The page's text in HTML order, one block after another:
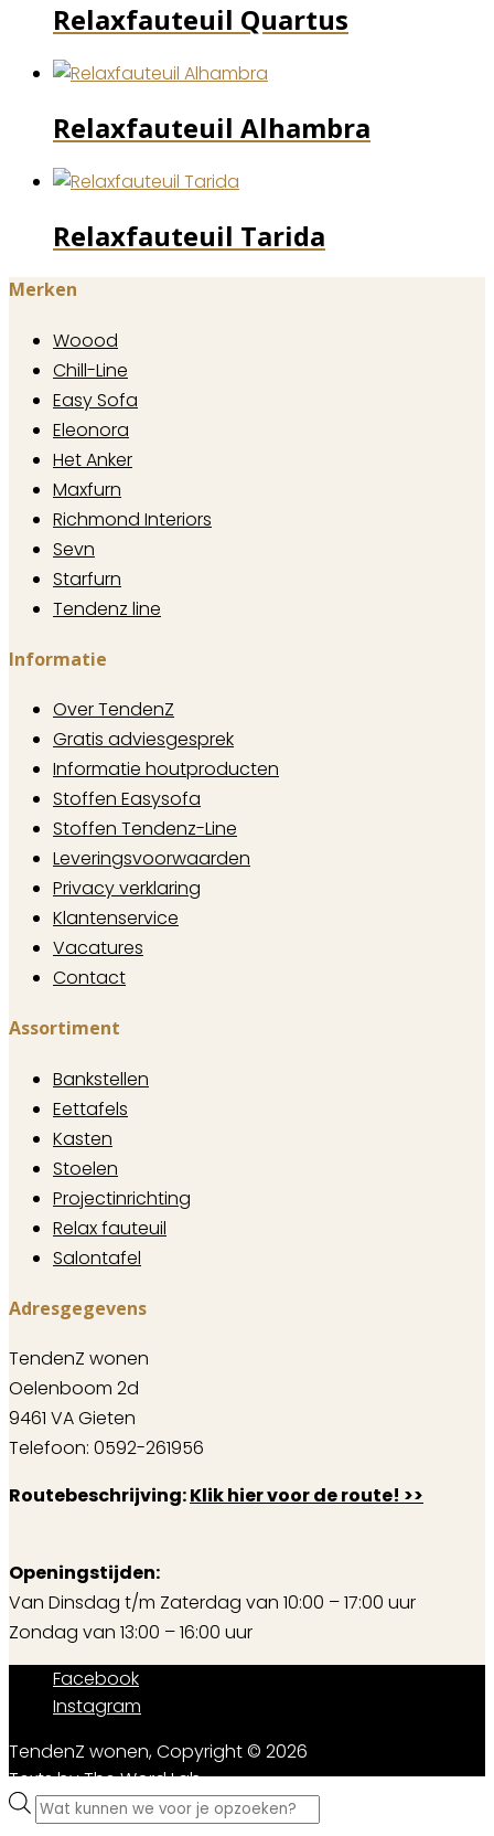
Relaxfauteuil Quartus
Relaxfauteuil Alhambra
Relaxfauteuil Tarida
Merken
Woood
Chill-Line
Easy Sofa
Eleonora
Het Anker
Maxfurn
Richmond Interiors
Sevn
Starfurn
Tendenz line
Informatie
Over TendenZ
Gratis adviesgesprek
Informatie houtproducten
Stoffen Easysofa
Stoffen Tendenz-Line
Leveringsvoorwaarden
Privacy verklaring
Klantenservice
Vacatures
Contact
Assortiment
Bankstellen
Eettafels
Kasten
Stoelen
Projectinrichting
Relax fauteuil
Salontafel
Adresgegevens
TendenZ wonen
Oelenboom 2d
9461 VA Gieten
Telefoon: 0592-261956
Routebeschrijving:Klik hier voor de route! >>
Openingstijden:
Van Dinsdag t/m Zaterdag van 10:00 – 17:00 uur
Zondag van 13:00 – 16:00 uur
Facebook
Instagram
TendenZ wonen, Copyright © 2026
Texts byThe Word Lab
Producten